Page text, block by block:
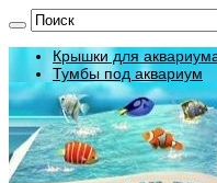
Крышки для
Тумбы под аквариум